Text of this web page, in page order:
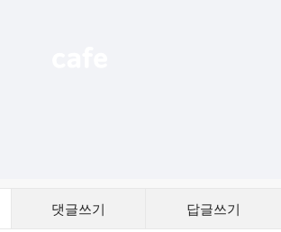
댓글쓰기 답글쓰기